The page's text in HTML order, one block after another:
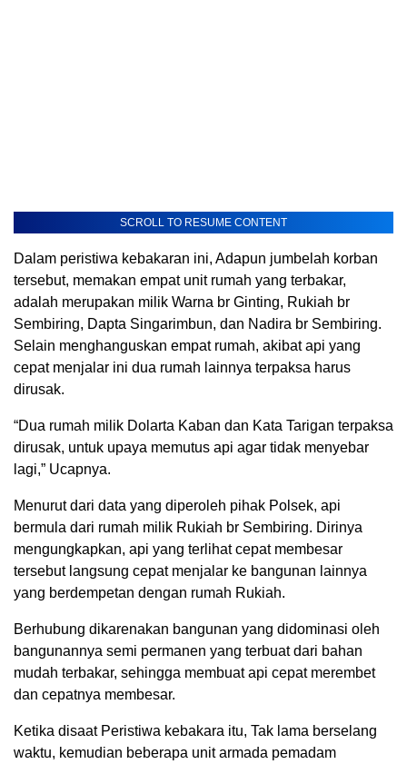
SCROLL TO RESUME CONTENT
Dalam peristiwa kebakaran ini, Adapun jumbelah korban
tersebut, memakan empat unit rumah yang terbakar,
adalah merupakan milik Warna br Ginting, Rukiah br
Sembiring, Dapta Singarimbun, dan Nadira br Sembiring.
Selain menghanguskan empat rumah, akibat api yang
cepat menjalar ini dua rumah lainnya terpaksa harus
dirusak.
“Dua rumah milik Dolarta Kaban dan Kata Tarigan terpaksa
dirusak, untuk upaya memutus api agar tidak menyebar
lagi,” Ucapnya.
Menurut dari data yang diperoleh pihak Polsek, api
bermula dari rumah milik Rukiah br Sembiring. Dirinya
mengungkapkan, api yang terlihat cepat membesar
tersebut langsung cepat menjalar ke bangunan lainnya
yang berdempetan dengan rumah Rukiah.
Berhubung dikarenakan bangunan yang didominasi oleh
bangunannya semi permanen yang terbuat dari bahan
mudah terbakar, sehingga membuat api cepat merembet
dan cepatnya membesar.
Ketika disaat Peristiwa kebakara itu, Tak lama berselang
waktu, kemudian beberapa unit armada pemadam